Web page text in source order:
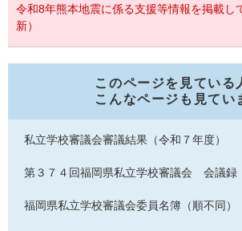
令和8年熊本地震に係る支援等情報を掲載し
新）
このページを見ている
こんなページも見てい
私立学校審議会審議結果（令和７年度）
第３７４回福岡県私立学校審議会 会議録
福岡県私立学校審議会委員名簿（順不同）